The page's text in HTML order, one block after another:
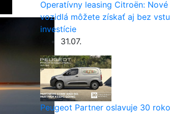
Operatívny leasing Citroën:
vozidlá môžete získať aj bez
investície
31.07.
Peugeot Partner oslavuje 30